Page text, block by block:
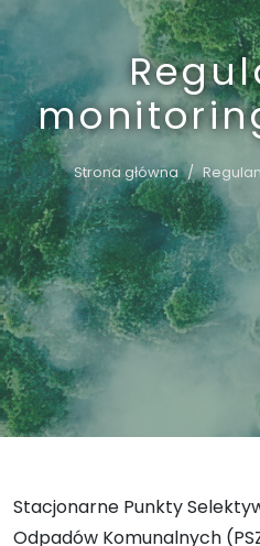
Strona główna
Stacjonarne Punkty
Odpadów Komunalnych